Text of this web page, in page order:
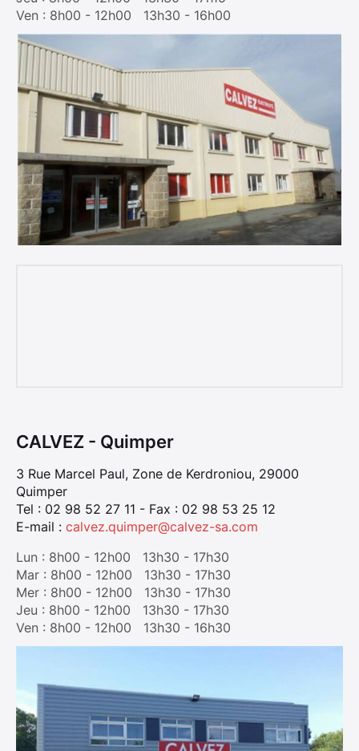
Mar : 8h00 - 12h00 13h30 - 17h15
Jeu : 8h00 - 12h00 13h30 - 17h15
Ven : 8h00 - 12h00 13h30 - 16h00
CALVEZ - Quimper
3 Rue Marcel Paul, Zone de Kerdroniou, 29000
Tel : 02 98 52 27 11 - Fax : 02 98 53 25 12
E-mail :calvez.quimper@calvez-sa.com
Lun : 8h00 - 12h00 13h30 - 17h30
Mar : 8h00 - 12h00 13h30 - 17h30